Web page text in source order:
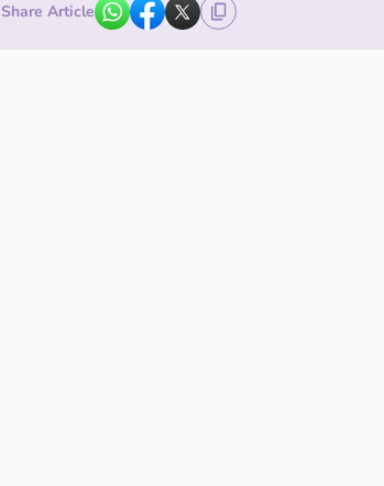
Share Article